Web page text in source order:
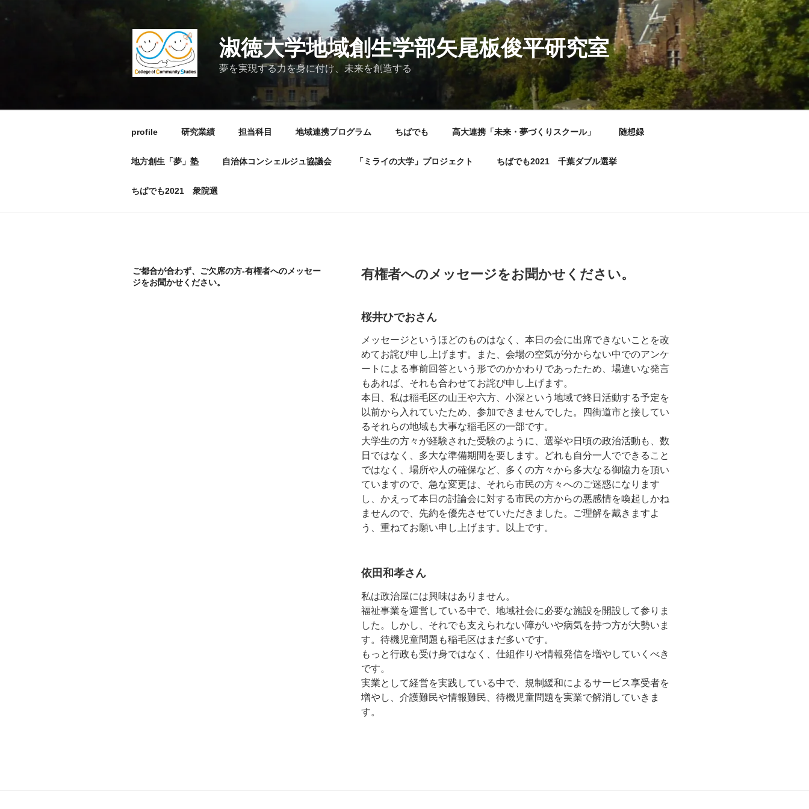
ン
キ
淑徳大学地域創生学部矢尾板俊平研究室
夢を実現する力を身に付け、未来を創造する
profile 研究業績 担当科目 地域連携プログラム ちばでも 高大連携「未来・夢づくりスクール」 随想録
地方創生「夢」塾 自治体コンシェルジュ協議会 「ミライの大学」プロジェクト ちばでも2021 千葉ダブル選挙
ちばでも2021 衆院選
ご都合が合わず、ご欠席の方-有権者へのメッセー
ジをお聞かせください。
有権者へのメッセージをお聞かせください。
桜井ひでおさん
メッセージというほどのものはなく、本日の会に出席できないことを改
めてお詫び申し上げます。また、会場の空気が分からない中でのアンケ
ートによる事前回答という形でのかかわりであったため、場違いな発言
もあれば、それも合わせてお詫び申し上げます。
本日、私は稲毛区の山王や六方、小深という地域で終日活動する予定を
以前から入れていたため、参加できませんでした。四街道市と接してい
るそれらの地域も大事な稲毛区の一部です。
大学生の方々が経験された受験のように、選挙や日頃の政治活動も、数
日ではなく、多大な準備期間を要します。どれも自分一人でできること
ではなく、場所や人の確保など、多くの方々から多大なる御協力を頂い
ていますので、急な変更は、それら市民の方々へのご迷惑になります
し、かえって本日の討論会に対する市民の方からの悪感情を喚起しかね
ませんので、先約を優先させていただきました。ご理解を戴きますよ
う、重ねてお願い申し上げます。以上です。
依田和孝さん
私は政治屋には興味はありません。
福祉事業を運営している中で、地域社会に必要な施設を開設して参りま
した。しかし、それでも支えられない障がいや病気を持つ方が大勢いま
す。待機児童問題も稲毛区はまだ多いです。
もっと行政も受け身ではなく、仕組作りや情報発信を増やしていくべき
です。
実業として経営を実践している中で、規制緩和によるサービス享受者を
増やし、介護難民や情報難民、待機児童問題を実業で解消していきま
す。